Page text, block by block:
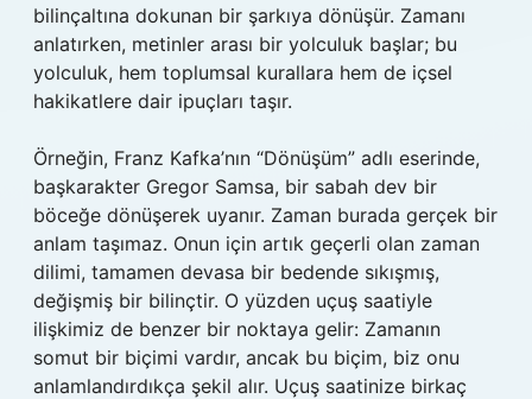
bilinçaltına dokunan bir şarkıya dönüşür. Zamanı
anlatırken, metinler arası bir yolculuk başlar; bu
yolculuk, hem toplumsal kurallara hem de içsel
hakikatlere dair ipuçları taşır.
Örneğin, Franz Kafka’nın “Dönüşüm” adlı eserinde,
başkarakter Gregor Samsa, bir sabah dev bir
böceğe dönüşerek uyanır. Zaman burada gerçek bir
anlam taşımaz. Onun için artık geçerli olan zaman
dilimi, tamamen devasa bir bedende sıkışmış,
değişmiş bir bilinçtir. O yüzden uçuş saatiyle
ilişkimiz de benzer bir noktaya gelir: Zamanın
somut bir biçimi vardır, ancak bu biçim, biz onu
anlamlandırdıkça şekil alır. Uçuş saatinize birkaç